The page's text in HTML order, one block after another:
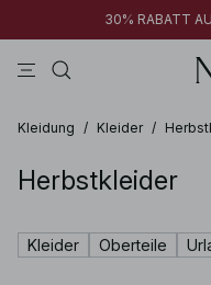
30% RABATT
Kleidung / Kleider /
Herbstkleider
Kleider Oberteile